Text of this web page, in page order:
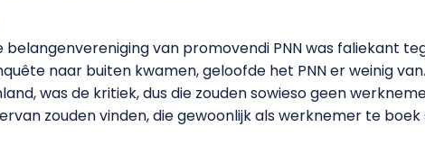
belangenvereniging van promovendi PNN was faliekant
naar buiten kwamen, geloofde het PNN er weinig
was de kritiek, dus die zouden sowieso geen
zouden vinden, die gewoonlijk als werknemer te